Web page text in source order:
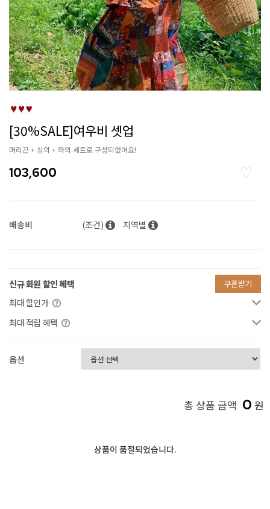
[30%SALE]여우비 셋업
머리끈 + 상의 + 하의 세트로 구성되었어요!
103,600
배송비 (조건) 지역별
신규 회원 할인 혜택 쿠폰받기
최대 할인가
최대 적립 혜택
옵션
총 상품 금액 0 원
상품이 품절되었습니다.